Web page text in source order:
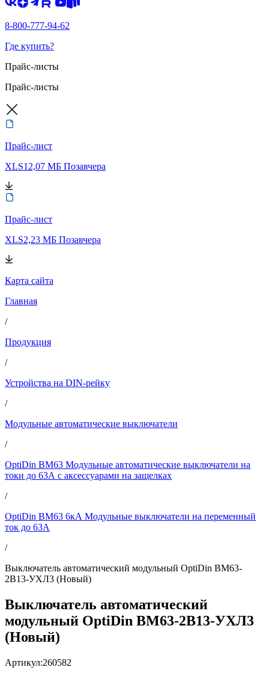
8-800-777-94-62
Где купить?
Прайс-листы
Прайс-листы
Прайс-лист
XLS12,07 МБ Позавчера
Прайс-лист
XLS2,23 МБ Позавчера
Карта сайта
Главная
/
Продукция
/
Устройства на DIN-рейку
/
Модульные автоматические выключатели
/
OptiDin BM63 Модульные автоматические выключатели на
токи до 63А с аксессуарами на защелках
/
OptiDin BM63 6кА Модульные выключатели на переменный
ток до 63А
/
Выключатель автоматический модульный OptiDin BM63-
2B13-УХЛ3 (Новый)
Выключатель автоматический
модульный OptiDin BM63-2B13-УХЛ3
(Новый)
Артикул:260582